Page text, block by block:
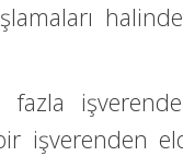
fazla
işverenden